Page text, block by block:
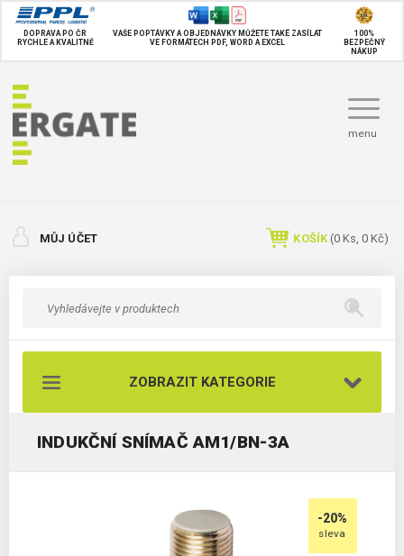
DOPRAVA PO ČR
RYCHLE A KVALITNĚ
VAŠE POPTÁVKY A OBJEDNÁVKY MŮŽETE TAKÉ ZASÍLAT
VE FORMÁTECH PDF, WORD A EXCEL
100%
BEZPEČNÝ
NÁKUP
menu
MŮJ ÚČET KOŠÍK (0 Ks, 0 Kč)
ZOBRAZIT KATEGORIE
INDUKČNÍ SNÍMAČ AM1/BN-3A
-20%
sleva